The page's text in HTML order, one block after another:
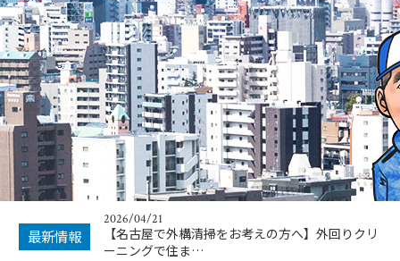
最新情報
2026/04/21
【名古屋で外構清掃をお考えの方へ】外回りクリ
ーニングで住ま…